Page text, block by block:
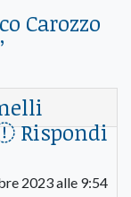
Carozzo
Rispondi
2023 alle 9:54